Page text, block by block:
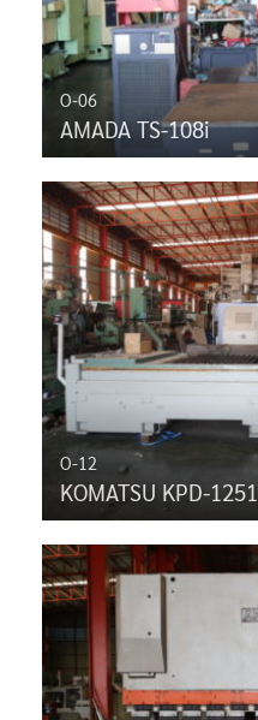
O-06
AMADA TS-108i
O-12
KOMATSU KPD-1251